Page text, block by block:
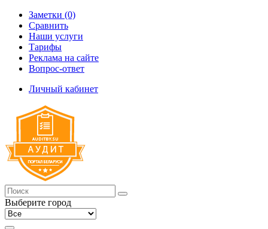
Заметки (0)
Сравнить
Наши услуги
Тарифы
Реклама на сайте
Вопрос-ответ
Личный кабинет
Выберите город